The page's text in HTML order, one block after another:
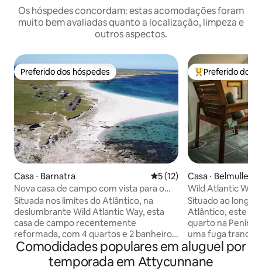
Os hóspedes concordam: estas acomodações foram
muito bem avaliadas quanto a localização, limpeza e
outros aspectos.
Preferido dos hóspedes
Preferido dos hóspedes
Casa ⋅ Barnatra 5 de uma avaliação média
5 (12)
Nova casa de campo com vista para o
mar na costa atlântica da Irlanda!
Situada nos limites do Atlântico, na
deslumbrante Wild Atlantic Way, esta
casa de campo recentemente
reformada, com 4 quartos e 2 banheiros,
oferece uma combinação rara de beleza
litorânea natural e luxo ecológico
moderno. Grandes janelas emolduram
Entre os
Preferido dos
Casa ⋅ Belmullet
Wild Atlantic
House
Situado ao longo
Atlântico, este
quarto na
uma fuga
encontra a
acolhedores e
refúgio
Comodidades populares em aluguel por
temporada em Attycunnane